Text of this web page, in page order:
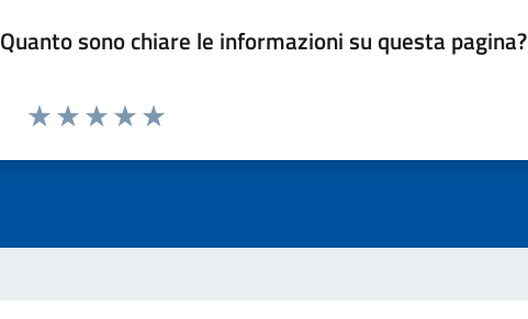
Quanto sono chiare le informazioni su questa pagina?